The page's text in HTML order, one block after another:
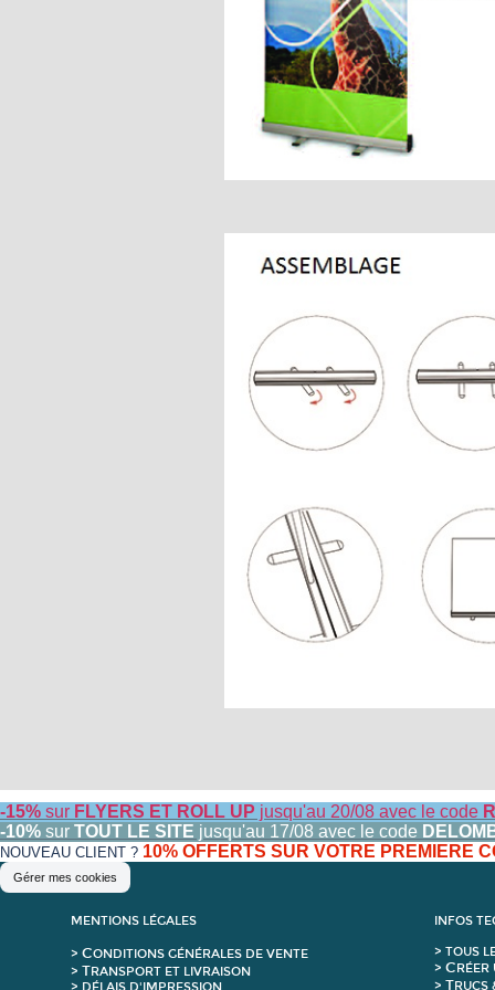
-15% sur FLYERS ET ROLL UP jusqu'au 20/08 avec le code
-10% sur TOUT LE SITE jusqu'au 17/08 avec le code
NOUVEAU CLIENT ? 10% OFFERTS SUR VOTRE PREMIERE
Gérer mes cookies
MENTIONS LÉGALES INFOS
> CONDITIONS GÉNÉRALES DE VENTE
> TRANSPORT ET LIVRAISON
> TOUS
> C
> TRUCS